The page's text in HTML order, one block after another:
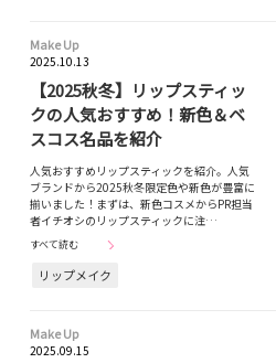
Make Up
2025.10.13
【2025秋冬】リップスティッ
クの人気おすすめ！新色＆ベ
スコス名品を紹介
人気おすすめリップスティックを紹介。人気
ブランドから2025秋冬限定色や新色が豊富に
揃いました！まずは、新色コスメからPR担当
者イチオシのリップスティックに注…
すべて読む
リップメイク
Make Up
2025.09.15